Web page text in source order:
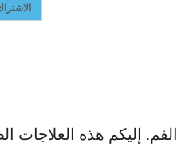
إليكم هذه العلاجات